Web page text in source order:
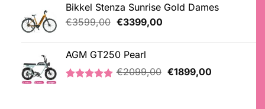
gebaseerd
op
klantbeoordeling
€2099,00.€1899,00.
Bikkel Stenza Sunrise Gold Dames
€3599,00 Oorspronkelijke
€3599,00.
€3399,00Huidige
AGM GT250 Pearl
€2099,00 Oorspronkelijke
€1899,00Huidige